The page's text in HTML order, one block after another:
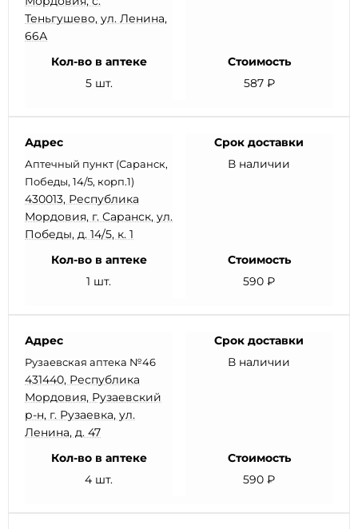
Теньгушево, ул. Ленина,
66А
Кол-во в аптеке
5 шт.
Стоимость
587 ₽
Адрес
Аптечный пункт (Саранск,
Победы, 14/5, корп.1)
430013, Республика
Мордовия, г. Саранск, ул.
Победы, д. 14/5, к. 1
Срок доставки
В наличии
Кол-во в аптеке
1 шт.
Стоимость
590 ₽
Адрес
Рузаевская аптека №46
431440, Республика
Мордовия, Рузаевский
р-н, г. Рузаевка, ул.
Ленина, д. 47
Срок доставки
В наличии
Кол-во в аптеке
4 шт.
Стоимость
590 ₽